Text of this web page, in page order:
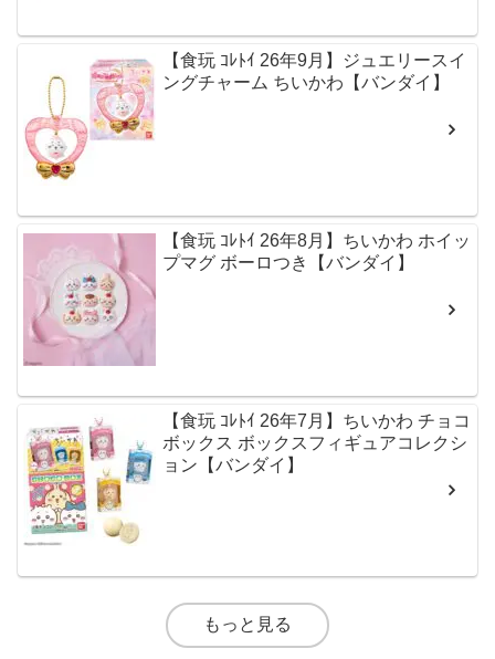
【食玩 ｺﾚﾄｲ 26年9月】ジュエリースイ
ングチャーム ちいかわ【バンダイ】
【食玩 ｺﾚﾄｲ 26年8月】ちいかわ ホイッ
プマグ ボーロつき【バンダイ】
【食玩 ｺﾚﾄｲ 26年7月】ちいかわ チョコ
ボックス ボックスフィギュアコレクシ
ョン【バンダイ】
もっと見る